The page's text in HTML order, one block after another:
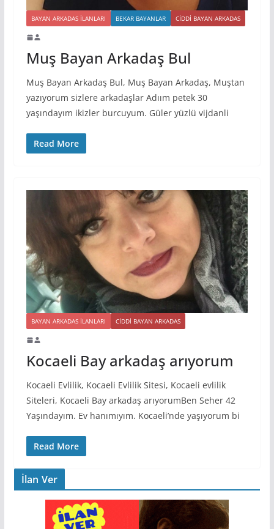
BAYAN ARKADAS ILANLARI BEKAR BAYANLAR CIDDI BAYAN ARKADAS
Muş Bayan Arkadaş Bul
Muş Bayan Arkadaş Bul, Muş Bayan Arkadaş, Muştan
yazıyorum sizlere arkadaşlar Adıım petek 30
yaşındayım ikizler burcuyum. Güler yüzlü vijdanli
Read More
BAYAN ARKADAS ILANLARI CIDDI BAYAN ARKADAS
Kocaeli Bay arkadaş arıyorum
Kocaeli Evlilik, Kocaeli Evlilik Sitesi, Kocaeli evlilik
Siteleri, Kocaeli Bay arkadaş arıyorumBen Seher 42
Yaşındayım. Ev hanımıyım. Kocaeli’nde yaşıyorum bi
Read More
İlan Ver